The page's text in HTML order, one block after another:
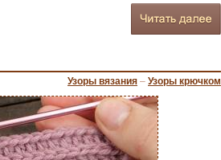
Узоры вязания – Узоры крючком